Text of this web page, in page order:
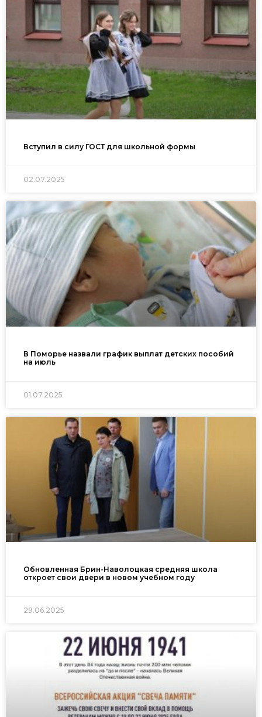
Вступил в силу ГОСТ для школьной формы
02.07.2025
В Поморье назвали график выплат детских пособий
на июль
01.07.2025
Обновленная Брин-Наволоцкая средняя школа
откроет свои двери в новом учебном году
29.06.2025